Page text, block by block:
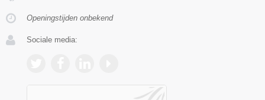
Openingstijden onbekend
Sociale media: